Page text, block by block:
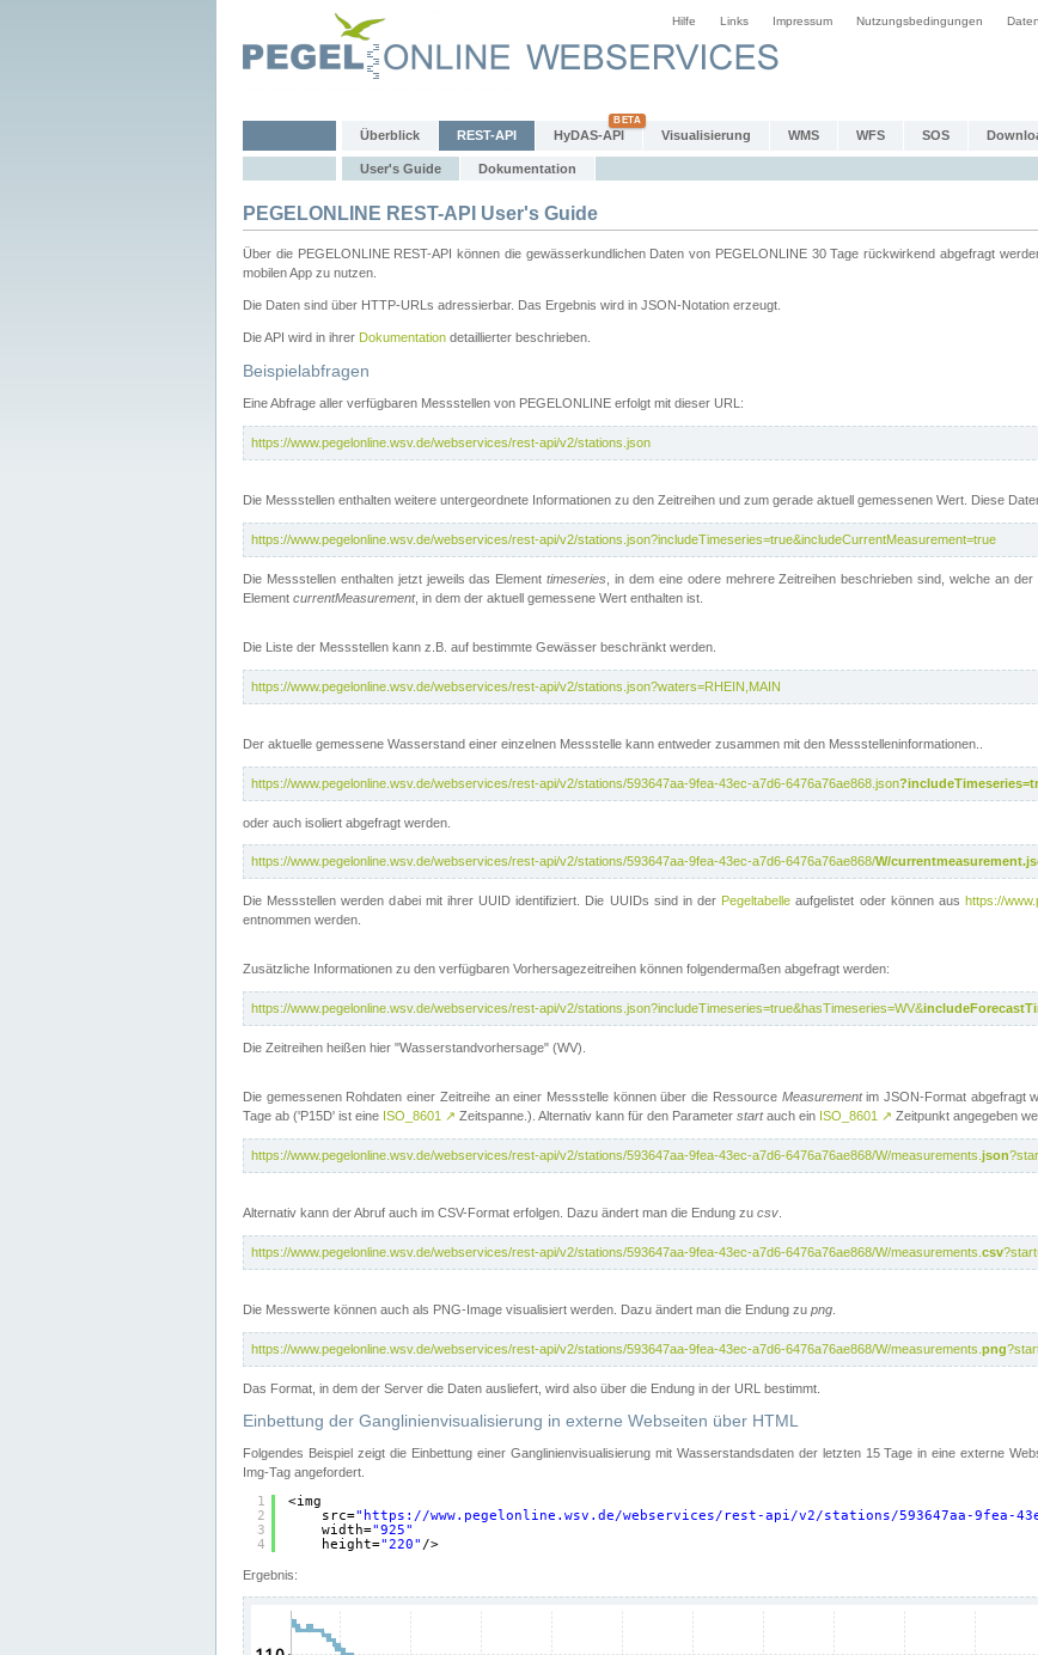
Hilfe Links Impressum Nutzungsbedingungen
Überblick REST-API HyDAS-API Visualisierung WMS WFS SOS
User's Guide Dokumentation
PEGELONLINE REST-API User's Guide
Über die PEGELONLINE REST-API können die gewässerkundlichen Daten von PEGELONLINE 30 Tage rückwirkend abgefragt
mobilen App zu nutzen.
Die Daten sind über HTTP-URLs adressierbar. Das Ergebnis wird in JSON-Notation erzeugt.
Die API wird in ihrer Dokumentation detaillierter beschrieben.
Beispielabfragen
Eine Abfrage aller verfügbaren Messstellen von PEGELONLINE erfolgt mit dieser URL:
https://www.pegelonline.wsv.de/webservices/rest-api/v2/stations.json
Die Messstellen enthalten weitere untergeordnete Informationen zu den Zeitreihen und zum gerade aktuell gemessenen Wert. Diese
https://www.pegelonline.wsv.de/webservices/rest-api/v2/stations.json?includeTimeseries=true&includeCurrentMeasurement=true
Die Messstellen enthalten jetzt jeweils das Elementtimeseries , in dem eine odere mehrere Zeitreihen beschrieben sind, welche an
Element currentMeasurement, in dem der aktuell gemessene Wert enthalten ist.
Die Liste der Messstellen kann z.B. auf bestimmte Gewässer beschränkt werden.
https://www.pegelonline.wsv.de/webservices/rest-api/v2/stations.json?waters=RHEIN,MAIN
Der aktuelle gemessene Wasserstand einer einzelnen Messstelle kann entweder zusammen mit den Messstelleninformationen..
https://www.pegelonline.wsv.de/webservices/rest-api/v2/stations/593647aa-9fea-43ec-a7d6-6476a76ae868.json
oder auch isoliert abgefragt werden.
https://www.pegelonline.wsv.de/webservices/rest-api/v2/stations/593647aa-9fea-43ec-a7d6-6476a76ae868/W/
Die Messstellen werden dabei mit ihrer UUID identifiziert. Die UUIDs sind in der Pegeltabelle aufgelistet oder können aushttps://
entnommen werden.
Zusätzliche Informationen zu den verfügbaren Vorhersagezeitreihen können folgendermaßen abgefragt werden:
https://www.pegelonline.wsv.de/webservices/rest-api/v2/stations.json?includeTimeseries=true&hasTimeseries=WV&
Die Zeitreihen heißen hier "Wasserstandvorhersage" (WV).
Die gemessenen Rohdaten einer Zeitreihe an einer Messstelle können über die Ressource Measurementim JSON-Format abgefragt
Tage ab ('P15D' ist eine ISO_8601 ↗ Zeitspanne.). Alternativ kann für den Parameter startauch ein ISO_8601 ↗ Zeitpunkt angegeben
https://www.pegelonline.wsv.de/webservices/rest-api/v2/stations/593647aa-9fea-43ec-a7d6-6476a76ae868/W/measurements. json
Alternativ kann der Abruf auch im CSV-Format erfolgen. Dazu ändert man die Endung zu csv
https://www.pegelonline.wsv.de/webservices/rest-api/v2/stations/593647aa-9fea-43ec-a7d6-6476a76ae868/W/measurements. csv
Die Messwerte können auch als PNG-Image visualisiert werden. Dazu ändert man die Endung zu png
https://www.pegelonline.wsv.de/webservices/rest-api/v2/stations/593647aa-9fea-43ec-a7d6-6476a76ae868/W/measurements. png
Das Format, in dem der Server die Daten ausliefert, wird also über die Endung in der URL bestimmt.
Einbettung der Ganglinienvisualisierung in externe Webseiten über HTML
Folgendes Beispiel zeigt die Einbettung einer Ganglinienvisualisierung mit Wasserstandsdaten der letzten 15 Tage in eine externe
Img-Tag angefordert.
1
2
3
4
<img
src=" https://www.pegelonline.wsv.de/webservices/rest-api/v2/stations/593647aa-9fea-43ec-
width="925"
height="220" />
Ergebnis: